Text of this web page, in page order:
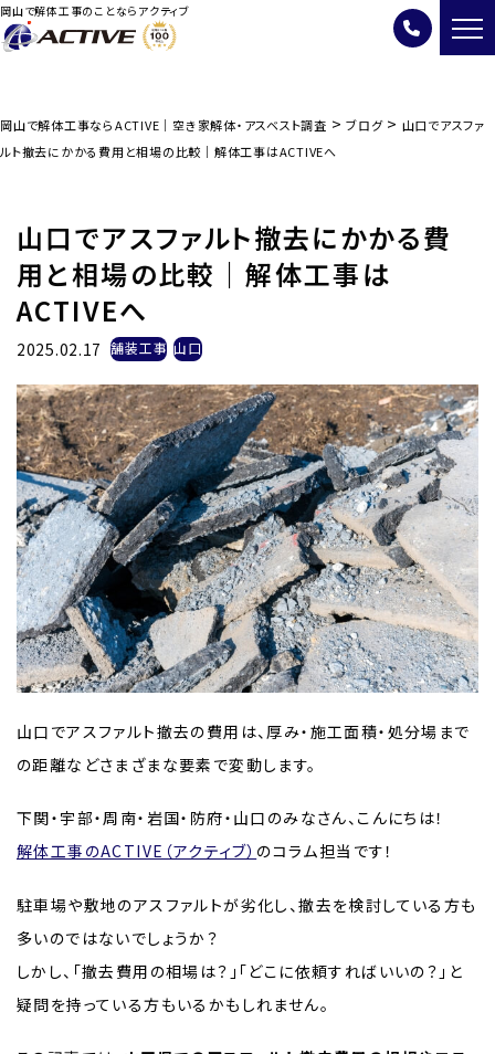
岡山で解体工事のことならアクティブ
岡山で解体工事ならACTIVE｜空き家解体・アスベスト調査 > ブログ> 山口でアスファ
ルト撤去にかかる費用と相場の比較｜解体工事はACTIVEへ
山口でアスファルト撤去にかかる費
用と相場の比較｜解体工事は
ACTIVEへ
2025.02.17 舗装工事 山口
山口でアスファルト撤去の費用は、厚み・施工面積・処分場まで
の距離などさまざまな要素で変動します。
下関・宇部・周南・岩国・防府・山口のみなさん、こんにちは！
解体工事のACTIVE（アクティブ） のコラム担当です！
駐車場や敷地のアスファルトが劣化し、撤去を検討している方も
多いのではないでしょうか？
しかし、「撤去費用の相場は？」「どこに依頼すればいいの？」と
疑問を持っている方もいるかもしれません。